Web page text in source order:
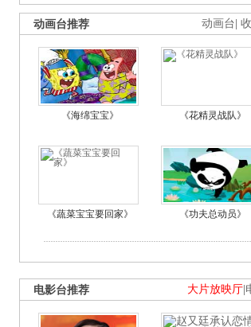
动画台
动画台推荐
《海绵宝宝》 《花精灵战队》
《蔬菜宝宝要回家》 《功夫总动员》
大片放映厅
电影台推荐